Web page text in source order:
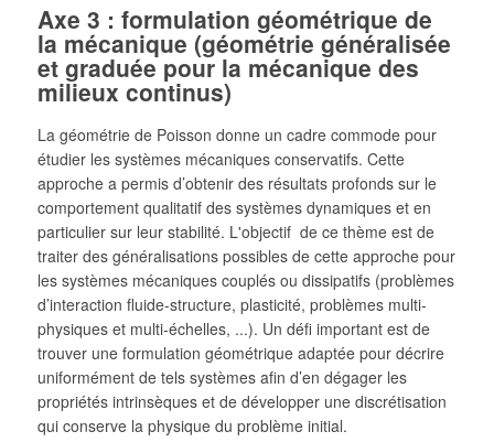
Axe 3 : formulation géométrique de
la mécanique (géométrie généralisée
et graduée pour la mécanique des
milieux continus)
La géométrie de Poisson donne un cadre commode pour
étudier les systèmes mécaniques conservatifs. Cette
approche a permis d’obtenir des résultats profonds sur le
comportement qualitatif des systèmes dynamiques et en
particulier sur leur stabilité. L'objectif de ce thème est de
traiter des généralisations possibles de cette approche pour
les systèmes mécaniques couplés ou dissipatifs (problèmes
d’interaction fluide-structure, plasticité, problèmes multi-
physiques et multi-échelles, ...). Un défi important est de
trouver une formulation géométrique adaptée pour décrire
uniformément de tels systèmes afin d’en dégager les
propriétés intrinsèques et de développer une discrétisation
qui conserve la physique du problème initial.